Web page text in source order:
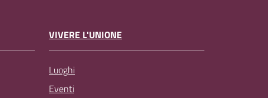
VIVERE L'UNIONE
Luoghi
Eventi